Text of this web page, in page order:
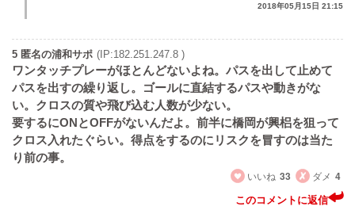
2018年05月15日 21:15
5 匿名の浦和サポ (IP:182.251.247.8 )
ワンタッチプレーがほとんどないよね。パスを出して止めて
パスを出すの繰り返し。ゴールに直結するパスや動きがな
い。クロスの質や飛び込む人数が少ない。
要するにONとOFFがないんだよ。前半に橋岡が興梠を狙って
クロス入れたぐらい。得点をするのにリスクを冒すのは当た
り前の事。
いいね 33 ダメ 4
このコメントに返信